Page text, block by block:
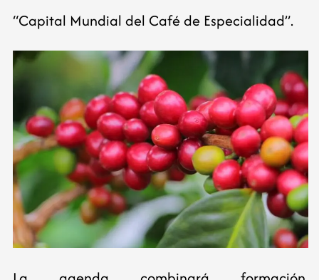
“Capital Mundial del Café de Especialidad”.